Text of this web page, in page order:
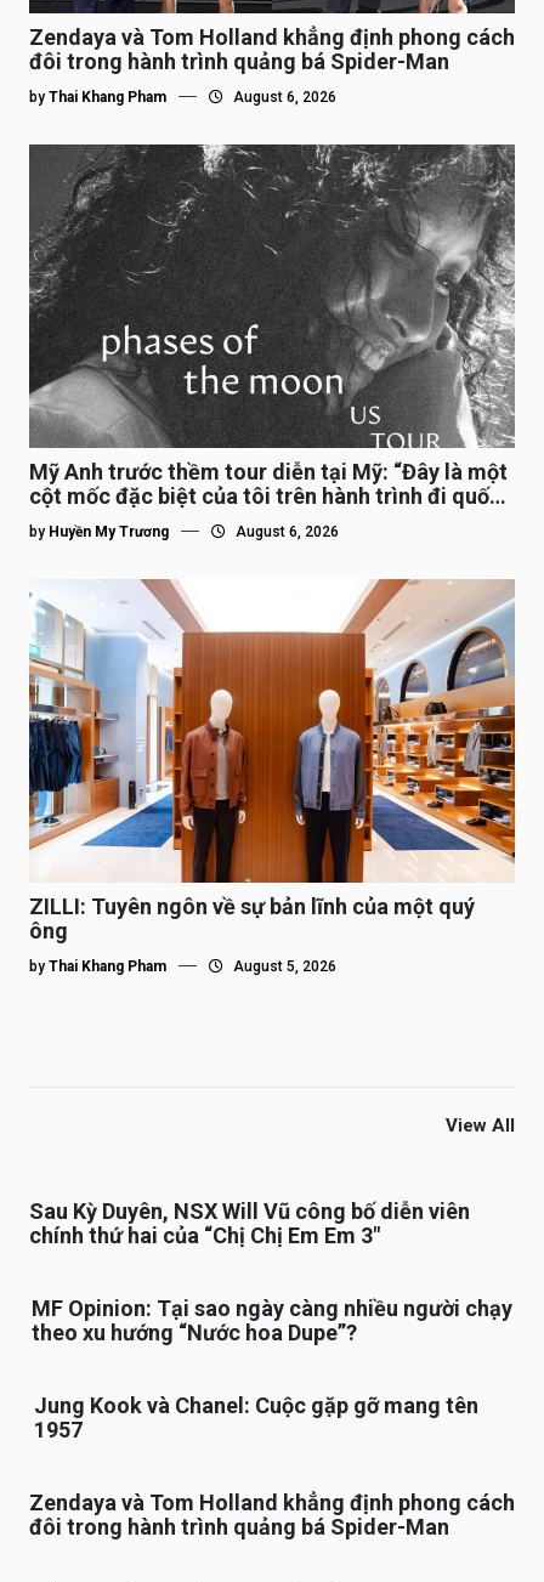
Zendaya và Tom Holland khẳng định phong cách
đôi trong hành trình quảng bá Spider-Man
by Thai Khang Pham August 6, 2026
Mỹ Anh trước thềm tour diễn tại Mỹ: “Đây là một
cột mốc đặc biệt của tôi trên hành trình đi quốc
tế”
by Huyền My Trương August 6, 2026
ZILLI: Tuyên ngôn về sự bản lĩnh của một quý
ông
by Thai Khang Pham August 5, 2026
View All
Sau Kỳ Duyên, NSX Will Vũ công bố diễn viên
chính thứ hai của “Chị Chị Em Em 3″
MF Opinion: Tại sao ngày càng nhiều người chạy
theo xu hướng “Nước hoa Dupe”?
Jung Kook và Chanel: Cuộc gặp gỡ mang tên
1957
Zendaya và Tom Holland khẳng định phong cách
đôi trong hành trình quảng bá Spider-Man